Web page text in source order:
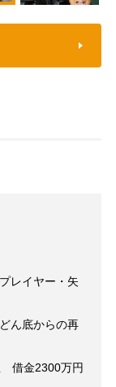
レイヤー・矢
ん底からの再
借金2300万円